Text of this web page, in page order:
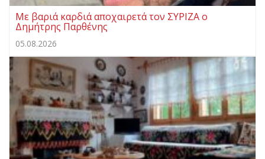
Με βαριά καρδιά αποχαιρετά τον ΣΥΡΙΖΑ ο
Δημήτρης Παρθένης
05.08.2026